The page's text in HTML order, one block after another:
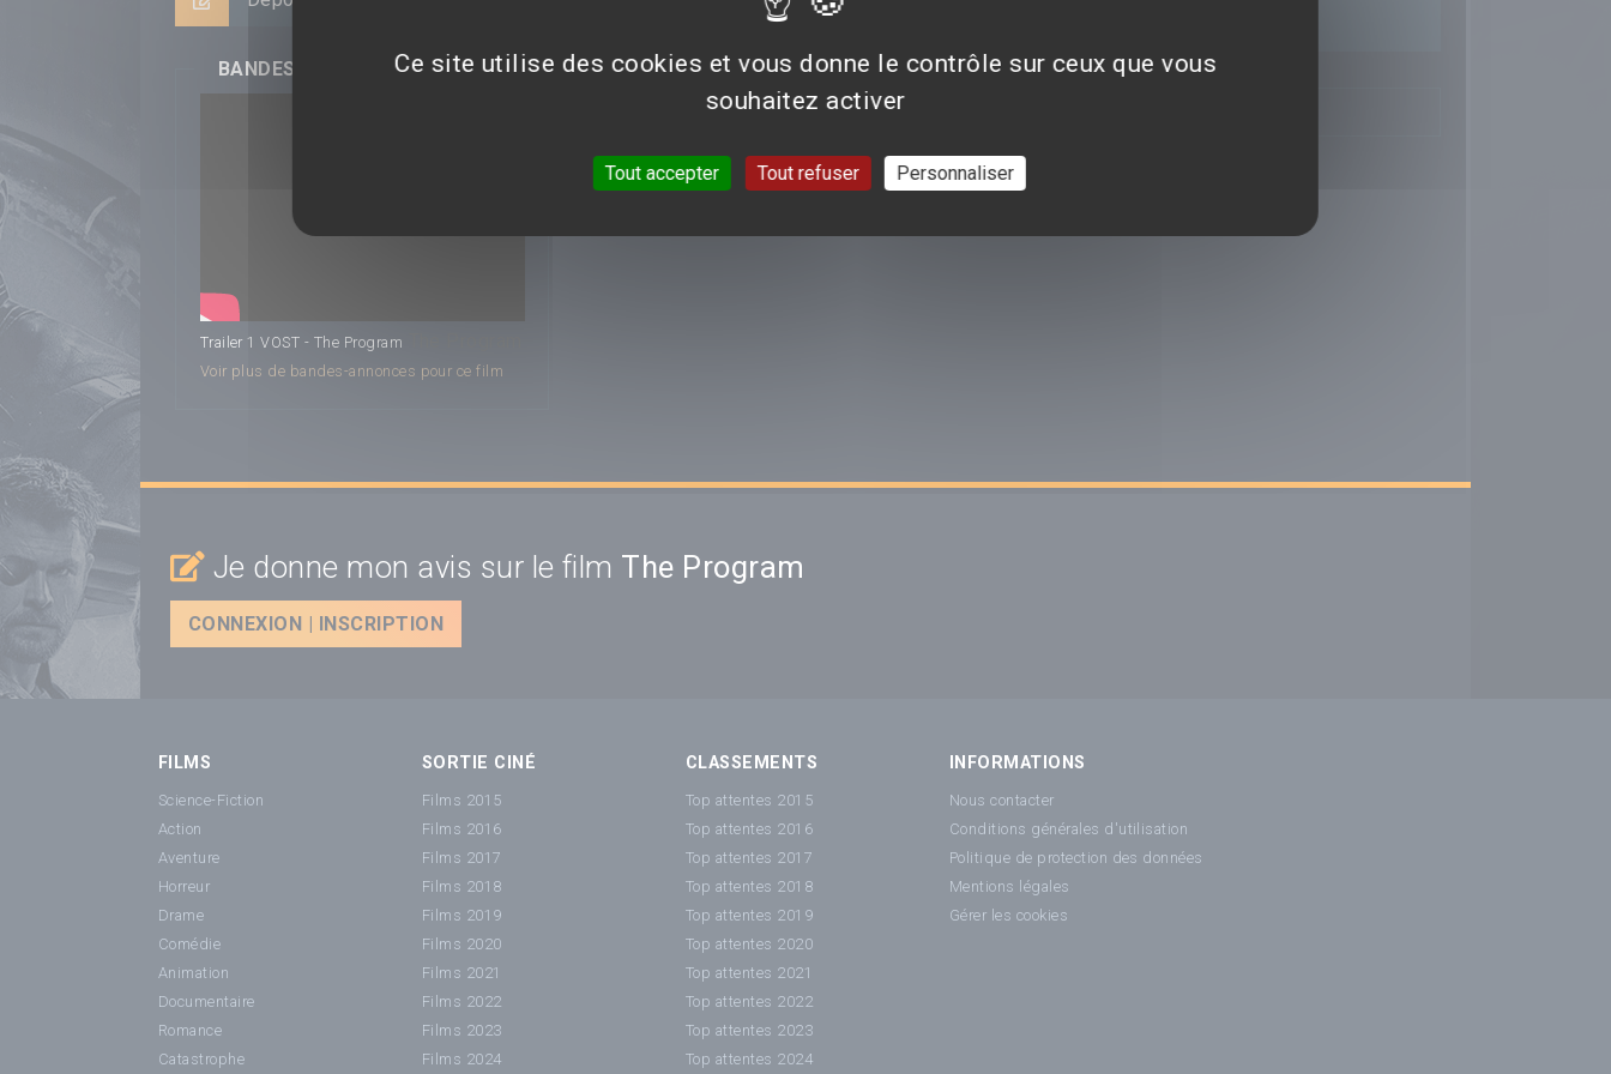
BANDES-ANNONCES
Trailer 1 VOST - The Program
Voir plus de bandes-annonces pour ce film
Aucun avis n'est pour le moment disponible.
Je donne mon avis sur le film The Program
CONNEXION | INSCRIPTION
FILMS
Science-Fiction
Action
Aventure
Horreur
Drame
Comédie
Animation
Documentaire
Romance
Catastrophe
SORTIE CINÉ
Films 2015
Films 2016
Films 2017
Films 2018
Films 2019
Films 2020
Films 2021
Films 2022
Films 2023
Films 2024
CLASSEMENTS
Top attentes 2015
Top attentes 2016
Top attentes 2017
Top attentes 2018
Top attentes 2019
Top attentes 2020
Top attentes 2021
Top attentes 2022
Top attentes 2023
Top attentes 2024
INFORMATIONS
Nous contacter
Conditions générales d'utilisation
Politique de protection des données
Mentions légales
Gérer les cookies
Ce site utilise des cookies et vous donne le contrôle sur ceux que vous
souhaitez activer
Tout accepter Tout refuser Personnaliser